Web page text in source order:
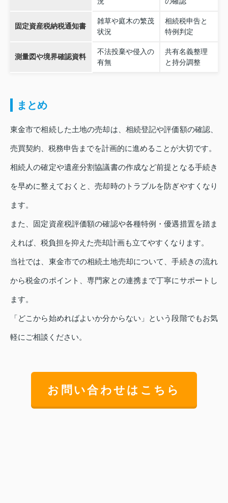
固定資産税納税通知書
雑草や庭木の繁茂
状況
相続税申告と
特例判定
測量図や境界確認資料
不法投棄や侵入の
有無
共有名義整理
と持分調整
まとめ
東金市で相続した土地の売却は、相続登記や評価額の確認、
売買契約、税務申告までを計画的に進めることが大切です。
相続人の確定や遺産分割協議書の作成など前提となる手続き
を早めに整えておくと、売却時のトラブルを防ぎやすくなり
ます。
また、固定資産税評価額の確認や各種特例・優遇措置を踏ま
えれば、税負担を抑えた売却計画も立てやすくなります。
当社では、東金市での相続土地売却について、手続きの流れ
から税金のポイント、専門家との連携まで丁寧にサポートし
ます。
「どこから始めればよいか分からない」という段階でもお気
軽にご相談ください。
お問い合わせはこちら